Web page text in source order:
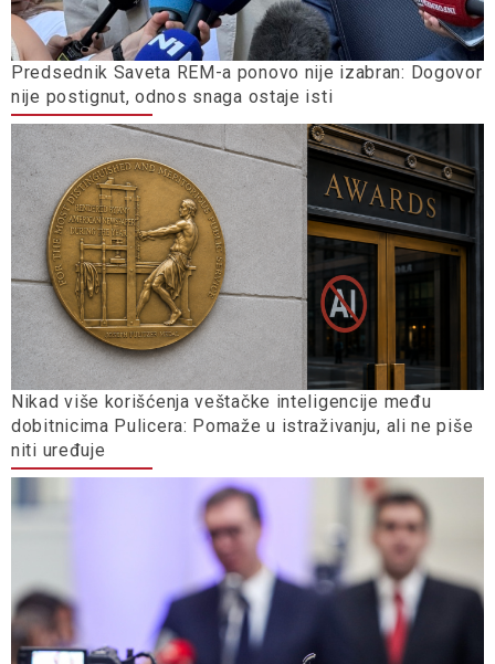
Predsednik Saveta REM-a ponovo nije izabran: Dogovor
nije postignut, odnos snaga ostaje isti
Nikad više korišćenja veštačke inteligencije među
dobitnicima Pulicera: Pomaže u istraživanju, ali ne piše
niti uređuje